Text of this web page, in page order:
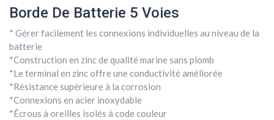
Borde De Batterie 5 Voies
* Gérer facilement les connexions individuelles au niveau de la
batterie
*Construction en zinc de qualité marine sans plomb
*Le terminal en zinc offre une conductivité améliorée
*Résistance supérieure à la corrosion
*Connexions en acier inoxydable
*Écrous à oreilles isolés à code couleur